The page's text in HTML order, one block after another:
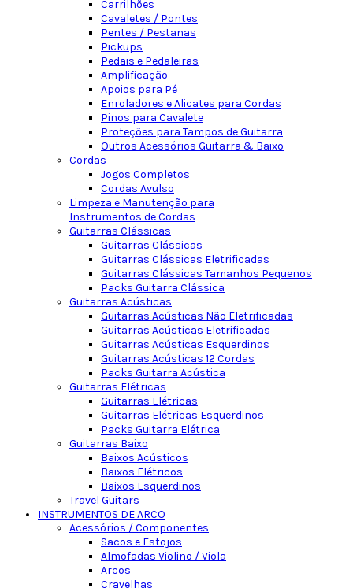
Carrilhões
Cavaletes / Pontes
Pentes / Pestanas
Pickups
Pedais e Pedaleiras
Amplificação
Apoios para Pé
Enroladores e Alicates para Cordas
Pinos para Cavalete
Proteções para Tampos de Guitarra
Outros Acessórios Guitarra & Baixo
Cordas
Jogos Completos
Cordas Avulso
Limpeza e Manutenção para
Instrumentos de Cordas
Guitarras Clássicas
Guitarras Clássicas
Guitarras Clássicas Eletrificadas
Guitarras Clássicas Tamanhos Pequenos
Packs Guitarra Clássica
Guitarras Acústicas
Guitarras Acústicas Não Eletrificadas
Guitarras Acústicas Eletrificadas
Guitarras Acústicas Esquerdinos
Guitarras Acústicas 12 Cordas
Packs Guitarra Acústica
Guitarras Elétricas
Guitarras Elétricas
Guitarras Elétricas Esquerdinos
Packs Guitarra Elétrica
Guitarras Baixo
Baixos Acústicos
Baixos Elétricos
Baixos Esquerdinos
Travel Guitars
INSTRUMENTOS DE ARCO
Acessórios / Componentes
Sacos e Estojos
Almofadas Violino / Viola
Arcos
Cravelhas